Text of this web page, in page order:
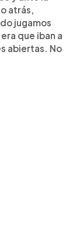
atrás,
jugamos
que iban a
abiertas. No